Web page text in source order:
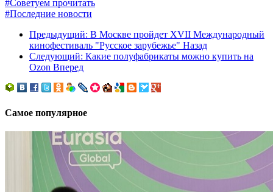
#Советуем прочитать
#Последние новости
Предыдущий: В Москве пройдет XVII Международный
кинофестиваль "Русское зарубежье" Назад
Следующий: Какие полуфабрикаты можно купить на
Ozon Вперед
Самое популярное